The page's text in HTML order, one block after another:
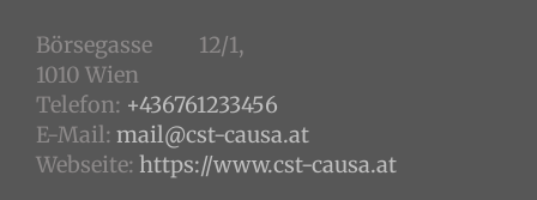
Börsegasse 12/1,
1010 Wien
Telefon: +436761233456
E-Mail: mail@cst-causa.at
Webseite: https://www.cst-causa.at